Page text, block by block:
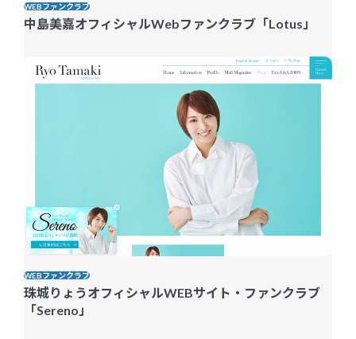
WEBファンクラブ
中島美嘉オフィシャルWebファンクラブ「Lotus」
WEBファンクラブ
珠城りょうオフィシャルWEBサイト・ファンクラブ
「Sereno」